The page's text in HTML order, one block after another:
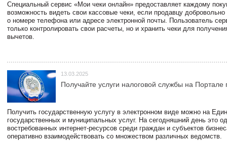
Специальный сервис «Мои чеки онлайн» предоставляет каждому
возможность видеть свои кассовые чеки, если продавцу
о номере телефона или адресе электронной почты. Пользователь
только контролировать свои расчеты, но и хранить чеки для
вычетов.
13.03.2025
Получайте услуги налоговой службы на Портале
Получить государственную услугу в электронном виде можно на
государственных и муниципальных услуг. На сегодняшний день это
востребованных интернет-ресурсов среди граждан и субъектов
оперативно взаимодействовать со множеством различных ведомств.